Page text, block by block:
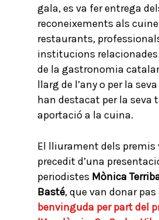
gala, es va fer entrega
reconeixements als
restaurants,
institucions
de la gastronomia
llarg de l’any o per la
han destacat per la seva
aportació a la cuina.
El lliurament dels premis
precedit d’una
periodistes Mònica
Basté, que van donar pas
benvinguda per part del